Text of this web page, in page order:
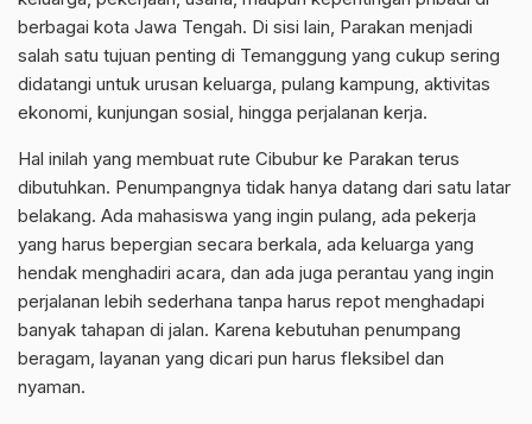
berbagai kota Jawa Tengah. Di sisi lain, Parakan menjadi
salah satu tujuan penting di Temanggung yang cukup sering
didatangi untuk urusan keluarga, pulang kampung, aktivitas
ekonomi, kunjungan sosial, hingga perjalanan kerja.
Hal inilah yang membuat rute Cibubur ke Parakan terus
dibutuhkan. Penumpangnya tidak hanya datang dari satu latar
belakang. Ada mahasiswa yang ingin pulang, ada pekerja
yang harus bepergian secara berkala, ada keluarga yang
hendak menghadiri acara, dan ada juga perantau yang ingin
perjalanan lebih sederhana tanpa harus repot menghadapi
banyak tahapan di jalan. Karena kebutuhan penumpang
beragam, layanan yang dicari pun harus fleksibel dan
nyaman.